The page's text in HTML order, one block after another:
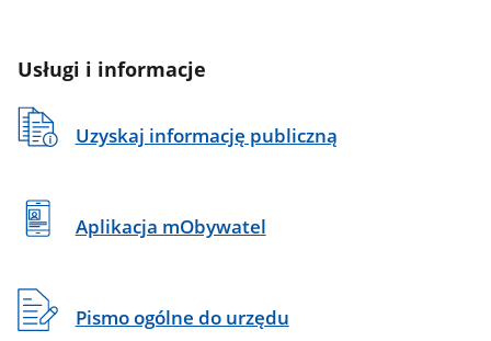
Usługi i informacje
Uzyskaj informację publiczną
Aplikacja mObywatel
Pismo ogólne do urzędu